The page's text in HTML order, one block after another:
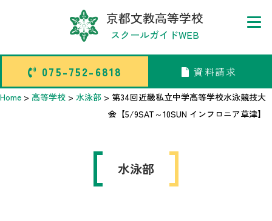
075-752-6818 資料請求
京都文教高等学校
スクールガイドWEB
075-752-6818 資料請求
Home > 高等学校 > 水泳部 > 第34回近畿私立中学高等学校水泳競技大
会【5/9SAT～10SUN インフロニア草津】
水泳部